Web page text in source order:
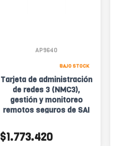
AP9640
BAJO STOCK
Tarjeta de administración
de redes 3 (NMC3),
gestión y monitoreo
remotos seguros de SAI
$1.773.420